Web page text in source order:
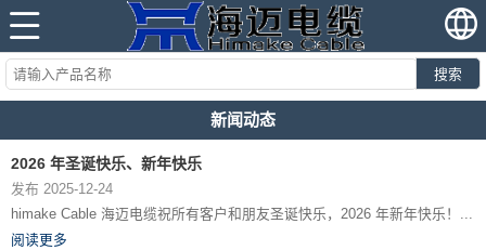
搜索
新闻动态
2026 年圣诞快乐、新年快乐
发布 2025-12-24
himake Cable 海迈电缆祝所有客户和朋友圣诞快乐，2026 年新年快乐！...
阅读更多